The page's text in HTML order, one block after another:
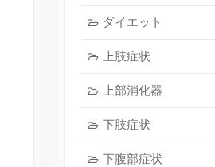
ダイエット
上肢症状
上部消化器
下肢症状
下腹部症状